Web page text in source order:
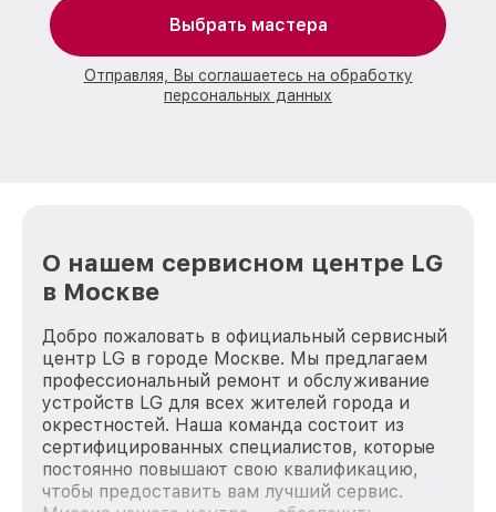
Выбрать мастера
Отправляя, Вы соглашаетесь на обработку
персональных данных
О нашем сервисном центре LG
в Москве
Добро пожаловать в официальный сервисный
центр LG в городе Москве. Мы предлагаем
профессиональный ремонт и обслуживание
устройств LG для всех жителей города и
окрестностей. Наша команда состоит из
сертифицированных специалистов, которые
постоянно повышают свою квалификацию,
чтобы предоставить вам лучший сервис.